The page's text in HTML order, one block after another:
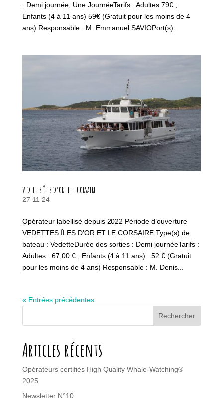
: Demi journée, Une JournéeTarifs : Adultes 79€ ;
Enfants (4 à 11 ans) 59€ (Gratuit pour les moins de 4
ans) Responsable : M. Emmanuel SAVIOPort(s)...
VEDETTES ÎLES D’OR ET LE CORSAIRE
27 11 24
Opérateur labellisé depuis 2022 Période d’ouverture
VEDETTES ÎLES D’OR ET LE CORSAIRE Type(s) de
bateau : VedetteDurée des sorties : Demi journéeTarifs :
Adultes : 67,00 € ; Enfants (4 à 11 ans) : 52 € (Gratuit
pour les moins de 4 ans) Responsable : M. Denis...
« Entrées précédentes
Rechercher
Articles récents
Opérateurs certifiés High Quality Whale-Watching®
2025
Newsletter N°10